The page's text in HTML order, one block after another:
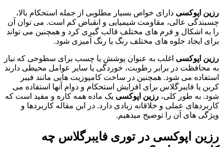
رزین اپوکسی دارای خواص بسیار مطلوبی از جمله استحکام بالا،
چسبندگی عالی، مقاومت شیمیایی و انقباض کم است. می توان آن
را به اشکال و فرم های مختلف قالب گیری کرد و همچنین می تواند
برای ایجاد جلوه های مختلف رنگ یا رنگ آمیزی شود.
رزین اپوکسی اغلب به عنوان پوشش یا چسب برای سطوحی که نیاز
به محافظت در برابر رطوبت، خوردگی یا سایر عوامل محیطی دارند
استفاده می شود. همچنین در ساخت کامپوزیت هایی مانند فیبر
کربن یا فایبرگلاس برای افزایش استحکام و دوام آنها استفاده می
شود. به طور کلی، رزین اپوکسی یک ماده همه کاره و مفید است که
کاربردهای عملی و خلاقانه زیادی دارد. در این مقاله کاربردها و
ویژگی های آن را توضیح میدهیم.
رزین اپوکسی در توری فایبرگلاس چه